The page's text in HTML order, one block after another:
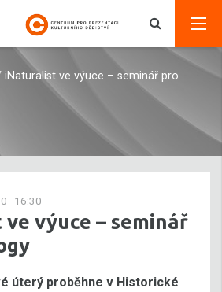
iNaturalist ve výuce – seminář pro
výuce – seminář
úterý proběhne v Historické